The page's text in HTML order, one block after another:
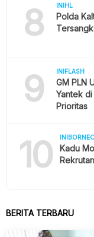
8 INIHL
Polda
9 INIFLASH
GM PLN
Yantek
Prioritas
10
Kadu
BERITA TERBARU